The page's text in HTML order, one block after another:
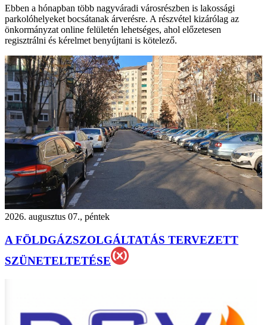
Ebben a hónapban több nagyváradi városrészben is lakossági
parkolóhelyeket bocsátanak árverésre. A részvétel kizárólag az
önkormányzat online felületén lehetséges, ahol előzetesen
regisztrálni és kérelmet benyújtani is kötelező.
2026. augusztus 07., péntek
A FÖLDGÁZSZOLGÁLTATÁS TERVEZETT
SZÜNETELTETÉSE